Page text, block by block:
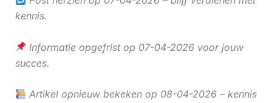
kennis.
Informatie opgefrist op 07-04-2026 voor jouw
succes.
Artikel opnieuw bekeken op 08-04-2026 – kennis